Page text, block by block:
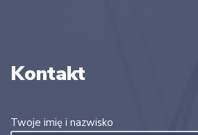
Kontakt
Twoje imię i nazwisko